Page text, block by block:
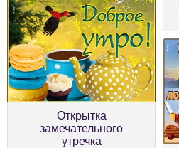
Открытка
замечательного
утречка